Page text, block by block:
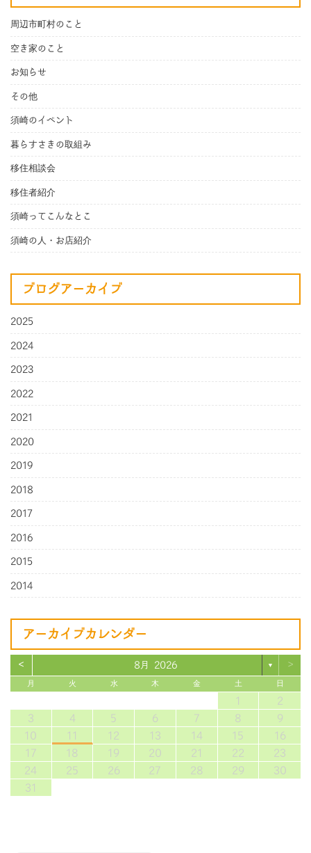
周辺市町村のこと
空き家のこと
お知らせ
その他
須崎のイベント
暮らすさきの取組み
移住相談会
移住者紹介
須崎ってこんなとこ
須崎の人・お店紹介
ブログアーカイブ
2025
2024
2023
2022
2021
2020
2019
2018
2017
2016
2015
2014
アーカイブカレンダー
< 8月 2026 ▼ >
月 火 水 木 金 土 日
1
2
3
4 5 6 7 8
9
10
11 12 13 14 15
16
17
18 19 20 21 22
23
24
25 26 27 28 29
30
31